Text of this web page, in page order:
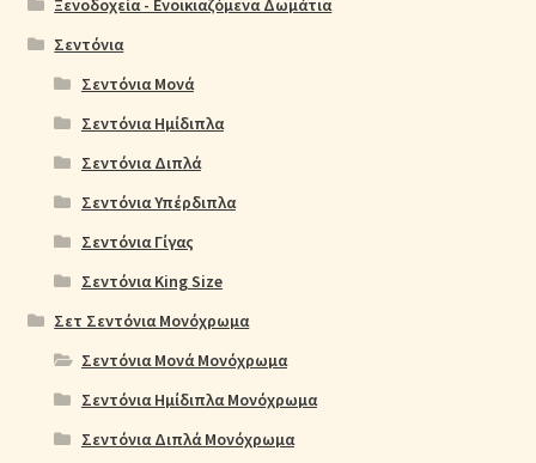
Ξενοδοχεία - Ενοικιαζόμενα Δωμάτια
Σεντόνια
Σεντόνια Μονά
Σεντόνια Ημίδιπλα
Σεντόνια Διπλά
Σεντόνια Υπέρδιπλα
Σεντόνια Γίγας
Σεντόνια King Size
Σετ Σεντόνια Μονόχρωμα
Σεντόνια Μονά Μονόχρωμα
Σεντόνια Ημίδιπλα Μονόχρωμα
Σεντόνια Διπλά Μονόχρωμα